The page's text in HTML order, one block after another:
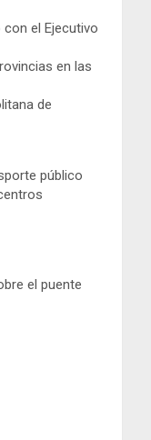
el Ejecutivo
en las
de
público
el puente